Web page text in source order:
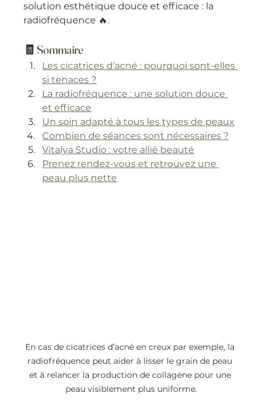
solution esthétique douce et efficace : la
radiofréquence 🔥.
🧾 Sommaire
Les cicatrices d’acné : pourquoi sont-elles
si tenaces ?
La radiofréquence : une solution douce
et efficace
Un soin adapté à tous les types de peaux
Combien de séances sont nécessaires ?
Vitalya Studio : votre allié beauté
Prenez rendez-vous et retrouvez une
peau plus nette
En cas de cicatrices d’acné en creux par exemple, la
radiofréquence peut aider à lisser le grain de peau
et à relancer la production de collagène pour une
peau visiblement plus uniforme.